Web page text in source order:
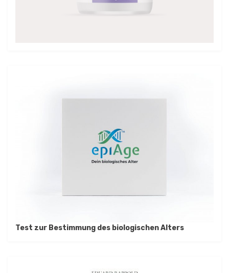
Test zur Bestimmung des biologischen Alters